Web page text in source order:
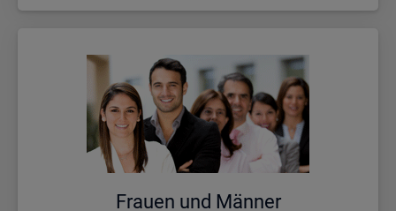
Frau­en und Män­ner